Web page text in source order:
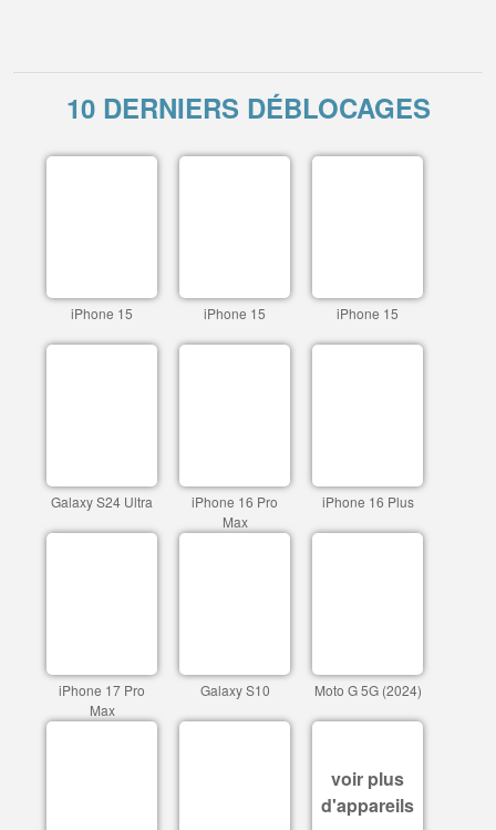
10 DERNIERS DÉBLOCAGES
iPhone 15 iPhone 15 iPhone 15
Galaxy S24 Ultra
iPhone 16 Pro
Max
iPhone 16 Plus
iPhone 17 Pro
Max
Galaxy S10 Moto G 5G (2024)
voir plus
d'appareils